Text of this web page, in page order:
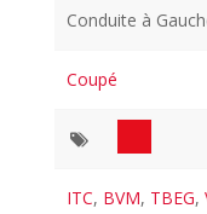
Conduite à
Coupé
ITC, BVM, TBEG,